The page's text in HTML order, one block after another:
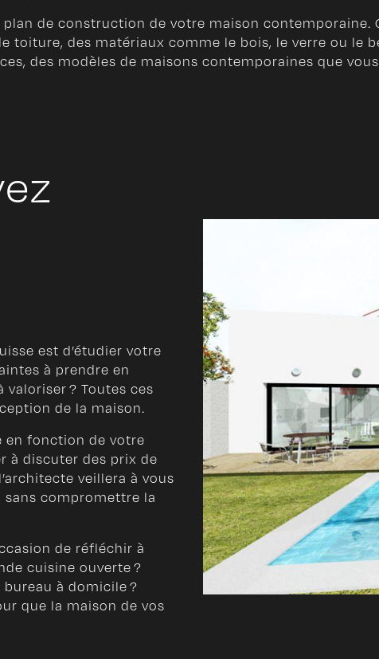
de construction de votre maison contemporaine.
toiture, des matériaux comme le bois, le verre ou le
des modèles de maisons contemporaines que
est d’étudier votre
à prendre en
? Toutes ces
de la maison.
en fonction de votre
à discuter des prix de
veillera à vous
sans compromettre la
de réfléchir à
cuisine ouverte ?
bureau à domicile ?
que la maison de vos